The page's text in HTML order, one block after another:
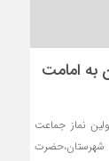
به امامت
نماز جماعت